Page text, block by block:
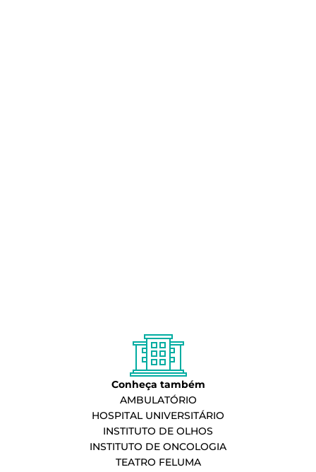
Conheça também
AMBULATÓRIO
HOSPITAL UNIVERSITÁRIO
INSTITUTO DE OLHOS
INSTITUTO DE ONCOLOGIA
TEATRO FELUMA